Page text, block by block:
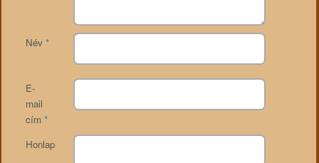
Név *
E-
mail
cím *
Honlap